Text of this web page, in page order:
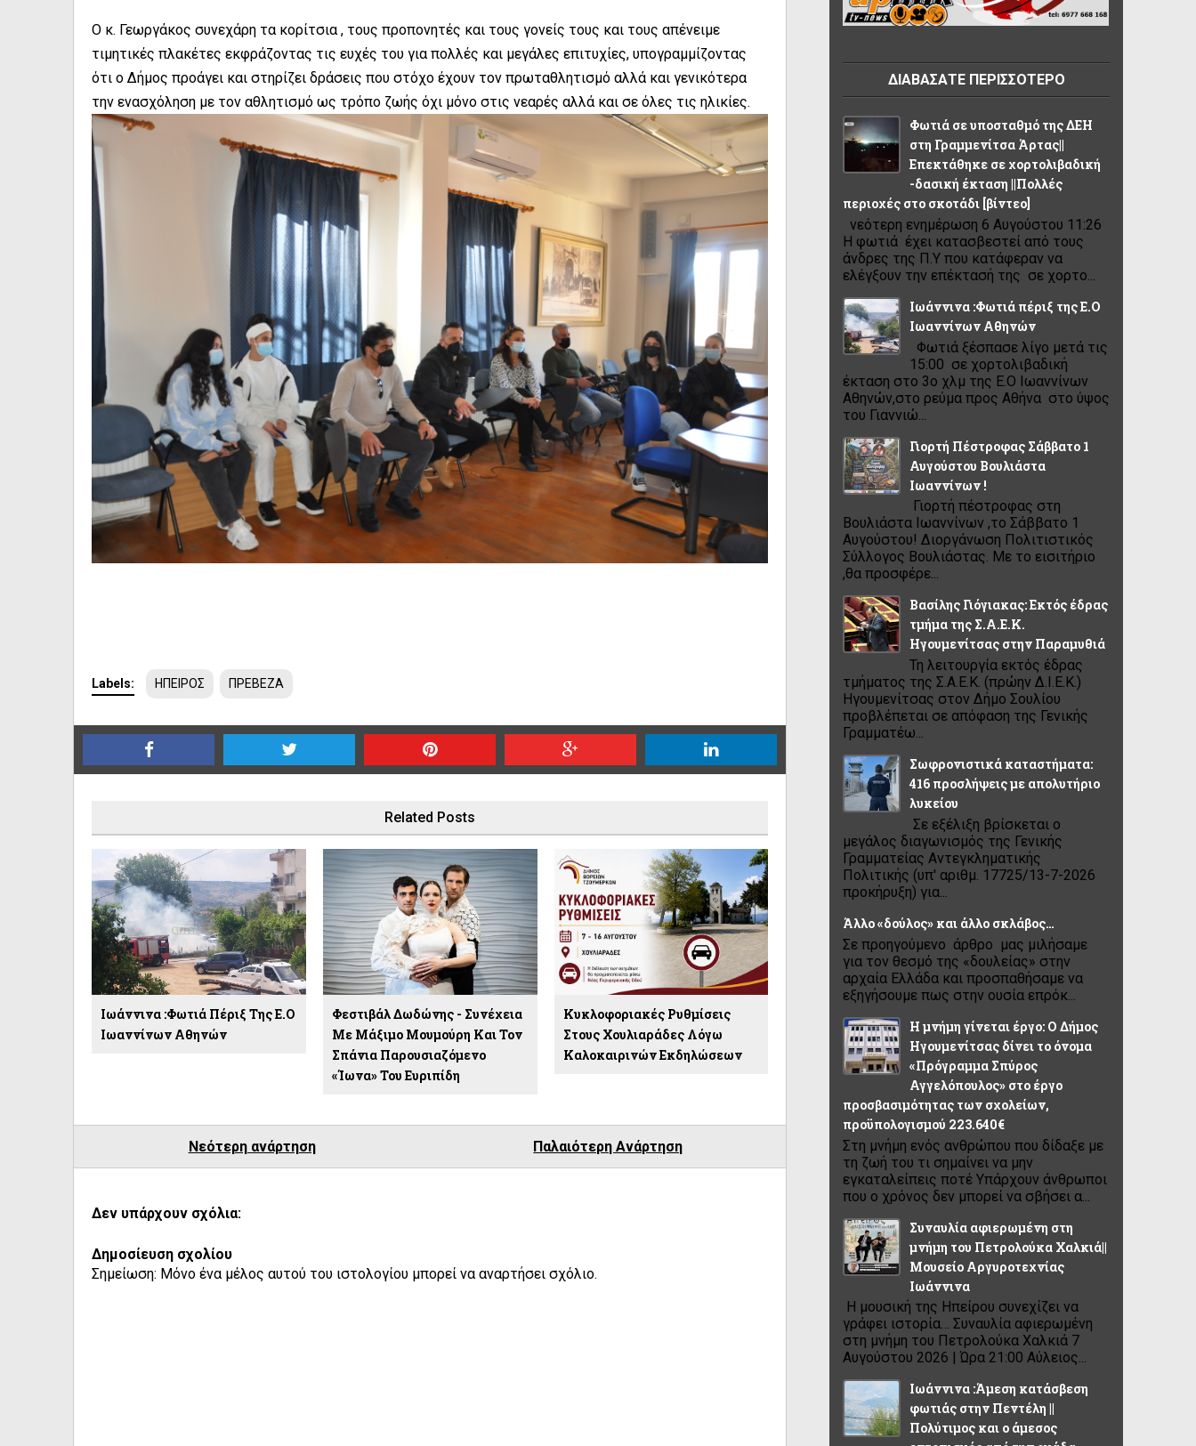
Ο κ. Γεωργάκος συνεχάρη τα κορίτσια , τους προπονητές και τους γονείς τους και τους απένειμε
τιμητικές πλακέτες εκφράζοντας τις ευχές του για πολλές και μεγάλες επιτυχίες, υπογραμμίζοντας
ότι ο Δήμος προάγει και στηρίζει δράσεις που στόχο έχουν τον πρωταθλητισμό αλλά και γενικότερα
την ενασχόληση με τον αθλητισμό ως τρόπο ζωής όχι μόνο στις νεαρές αλλά και σε όλες τις ηλικίες.
Labels: ΗΠΕΙΡΟΣ ΠΡΕΒΕΖΑ
Related Posts
Ιωάννινα :Φωτιά Πέριξ Της Ε.Ο
Ιωαννίνων Αθηνών
Φεστιβάλ Δωδώνης - Συνέχεια
Με Μάξιμο Μουμούρη Και Τον
Σπάνια Παρουσιαζόμενο
«Ίωνα» Του Ευριπίδη
Κυκλοφοριακές Ρυθμίσεις
Στους Χουλιαράδες Λόγω
Καλοκαιρινών Εκδηλώσεων
Νεότερη ανάρτηση Παλαιότερη Ανάρτηση
Δεν υπάρχουν σχόλια:
Δημοσίευση σχολίου
Σημείωση: Μόνο ένα μέλος αυτού του ιστολογίου μπορεί να αναρτήσει σχόλιο.
ΔΙΑΒΑΣΑΤΕ ΠΕΡΙΣΣΟΤΕΡΟ
Φωτιά σε υποσταθμό της ΔΕΗ
στη Γραμμενίτσα Άρτας||
Επεκτάθηκε σε χορτολιβαδική
-δασική έκταση ||Πολλές
περιοχές στο σκοτάδι [βίντεο]
νεότερη ενημέρωση 6 Αυγούστου 11:26
Η φωτιά έχει κατασβεστεί από τους
άνδρες της Π.Υ που κατάφεραν να
ελέγξουν την επέκτασή της σε χορτο...
Ιωάννινα :Φωτιά πέριξ της Ε.Ο
Ιωαννίνων Αθηνών
Φωτιά ξέσπασε λίγο μετά τις
15:00 σε χορτολιβαδική
έκταση στο 3ο χλμ της Ε.Ο Ιωαννίνων
Αθηνών,στο ρεύμα προς Αθήνα στο ύψος
του Γιαννιώ...
Γιορτή Πέστροφας Σάββατο 1
Αυγούστου Βουλιάστα
Ιωαννίνων !
Γιορτή πέστροφας στη
Βουλιάστα Ιωαννίνων ,το Σάββατο 1
Αυγούστου! Διοργάνωση Πολιτιστικός
Σύλλογος Βουλιάστας. Με το εισιτήριο
,θα προσφέρε...
Βασίλης Γιόγιακας: Εκτός έδρας
τμήμα της Σ.Α.Ε.Κ.
Ηγουμενίτσας στην Παραμυθιά
Τη λειτουργία εκτός έδρας
τμήματος της Σ.Α.Ε.Κ. (πρώην Δ.Ι.Ε.Κ.)
Ηγουμενίτσας στον Δήμο Σουλίου
προβλέπεται σε απόφαση της Γενικής
Γραμματέω...
Σωφρονιστικά καταστήματα:
416 προσλήψεις με απολυτήριο
λυκείου
Σε εξέλιξη βρίσκεται ο
μεγάλος διαγωνισμός της Γενικής
Γραμματείας Αντεγκληματικής
Πολιτικής (υπ' αριθμ. 17725/13-7-2026
προκήρυξη) για...
Άλλο «δούλος» και άλλο σκλάβος…
Σε προηγούμενο άρθρο μας μιλήσαμε
για τον θεσμό της «δουλείας» στην
αρχαία Ελλάδα και προσπαθήσαμε να
εξηγήσουμε πως στην ουσία επρόκ...
Η μνήμη γίνεται έργο: Ο Δήμος
Ηγουμενίτσας δίνει το όνομα
«Πρόγραμμα Σπύρος
Αγγελόπουλος» στο έργο
προσβασιμότητας των σχολείων,
προϋπολογισμού 223.640€
Στη μνήμη ενός ανθρώπου που δίδαξε με
τη ζωή του τι σημαίνει να μην
εγκαταλείπεις ποτέ Υπάρχουν άνθρωποι
που ο χρόνος δεν μπορεί να σβήσει α...
Συναυλία αφιερωμένη στη
μνήμη του Πετρολούκα Χαλκιά||
Μουσείο Αργυροτεχνίας
Ιωάννινα
Η μουσική της Ηπείρου συνεχίζει να
γράφει ιστορία… Συναυλία αφιερωμένη
στη μνήμη του Πετρολούκα Χαλκιά 7
Αυγούστου 2026 | Ώρα 21:00 Αύλειος...
Ιωάννινα :Άμεση κατάσβεση
φωτιάς στην Πεντέλη ||
Πολύτιμος και ο άμεσος